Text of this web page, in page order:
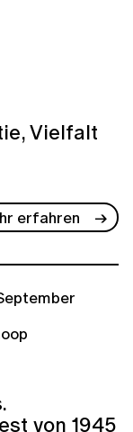
Vielfalt
erfahren
von 1945